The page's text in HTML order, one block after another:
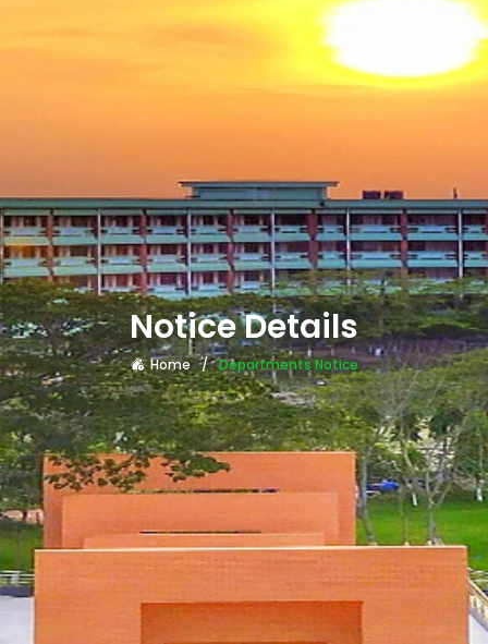
Notice Details
Home Departments Notice